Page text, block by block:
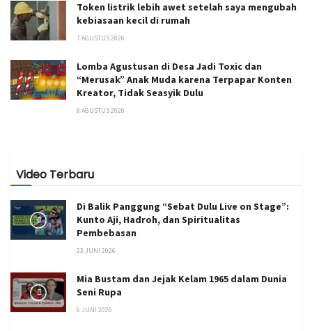
Token listrik lebih awet setelah saya mengubah
kebiasaan kecil di rumah
7 AGUSTUS 2026
Lomba Agustusan di Desa Jadi Toxic dan
“Merusak” Anak Muda karena Terpapar Konten
Kreator, Tidak Seasyik Dulu
8 AGUSTUS 2026
Video Terbaru
Di Balik Panggung “Sebat Dulu Live on Stage”:
Kunto Aji, Hadroh, dan Spiritualitas
Pembebasan
23 JUNI 2026
Mia Bustam dan Jejak Kelam 1965 dalam Dunia
Seni Rupa
6 JUNI 2026